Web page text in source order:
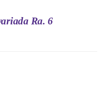
Ra. 6